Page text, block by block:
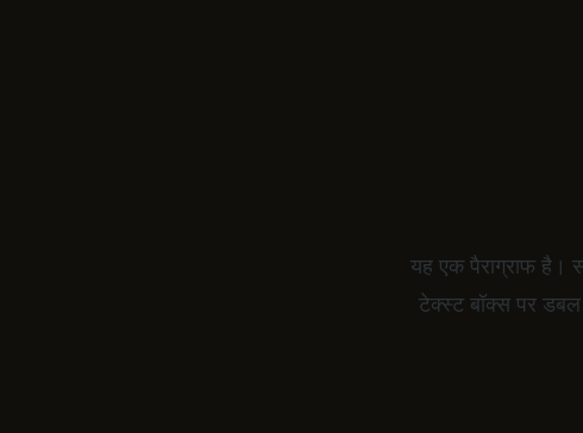
यह एक पैराग्राफ है।
टेक्स्ट बॉक्स पर